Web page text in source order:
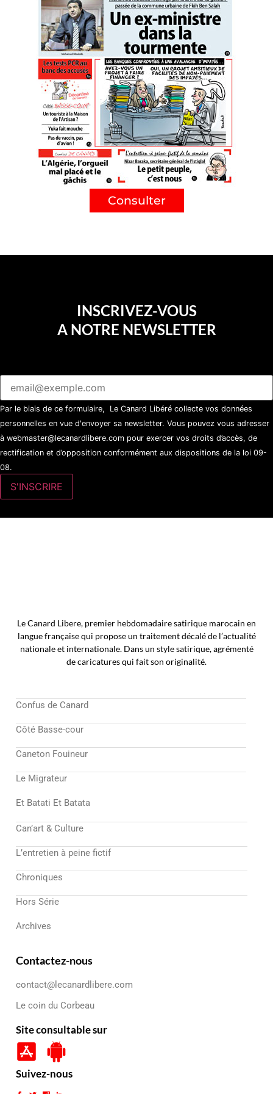
Consulter
INSCRIVEZ-VOUS
A NOTRE NEWSLETTER
Par le biais de ce formulaire, Le Canard Libéré collecte vos données
personnelles en vue d'envoyer sa newsletter. Vous pouvez vous adresser
à webmaster@lecanardlibere.com pour exercer vos droits d’accès, de
rectification et d’opposition conformément aux dispositions de la loi 09-
08.
Le Canard Libere, premier hebdomadaire satirique marocain en
langue française qui propose un traitement décalé de l’actualité
nationale et internationale. Dans un style satirique, agrémenté
de caricatures qui fait son originalité.
Confus de Canard
Côté Basse-cour
Caneton Fouineur
Le Migrateur
Et Batati Et Batata
Can’art & Culture
L’entretien à peine fictif
Chroniques
Hors Série
Archives
Contactez-nous
contact@lecanardlibere.com
Le coin du Corbeau
Site consultable sur
Suivez-nous